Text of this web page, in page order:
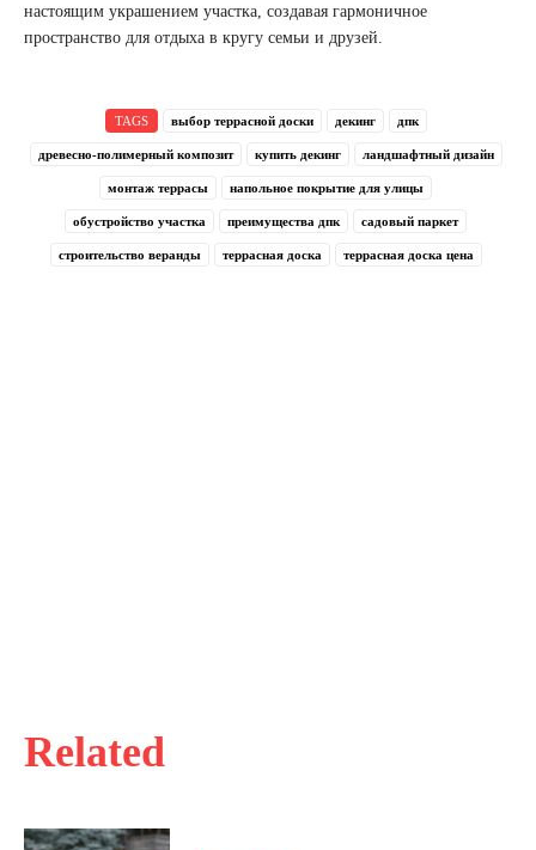
Related
настоящим украшением участка, создавая гармоничное
пространство для отдыха в кругу семьи и друзей.
TAGS выбор террасной доски декинг дпк
древесно-полимерный композит купить декинг ландшафтный дизайн
монтаж террасы напольное покрытие для улицы
обустройство участка преимущества дпк садовый паркет
строительство веранды террасная доска террасная доска цена